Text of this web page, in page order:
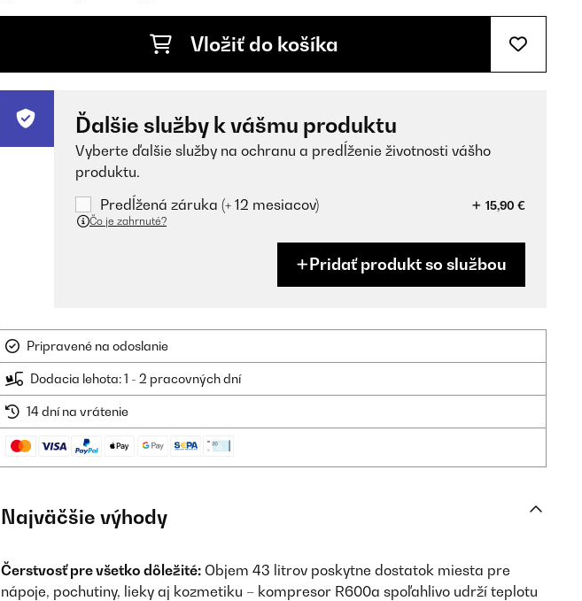
Vložiť do košíka
Ďalšie služby k vášmu produktu
Vyberte ďalšie služby na ochranu a predĺženie životnosti vášho
produktu.
Predĺžená záruka (+ 12 mesiacov)
15,90 €
Čo je zahrnuté?
Pridať produkt so službou
Pripravené na odoslanie
Dodacia lehota: 1 - 2 pracovných dní
14 dní na vrátenie
Najväčšie výhody
Čerstvosť pre všetko dôležité: Objem 43 litrov poskytne dostatok miesta pre
nápoje, pochutiny, lieky aj kozmetiku – kompresor R600a spoľahlivo udrží teplotu